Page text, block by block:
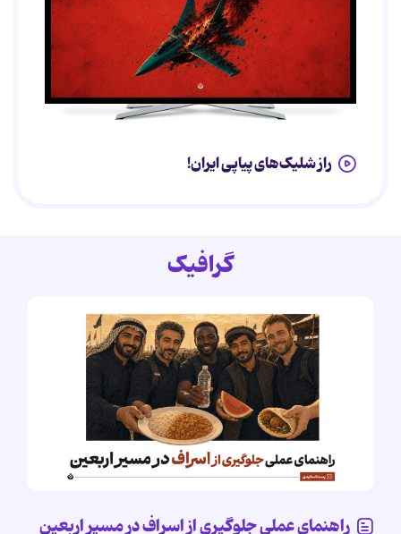
راز شلیک‌های پیاپی ایران!
گرافیک
راهنمای عملی جلوگیری از اسراف در مسیر اربعین